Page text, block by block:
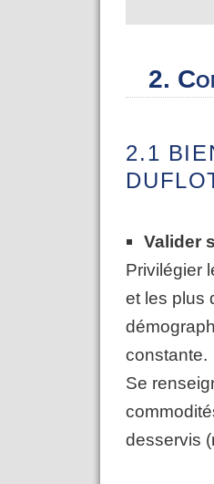
2.
2.1
Valider
Privilégier
et les plus
constante.
Se
desservis